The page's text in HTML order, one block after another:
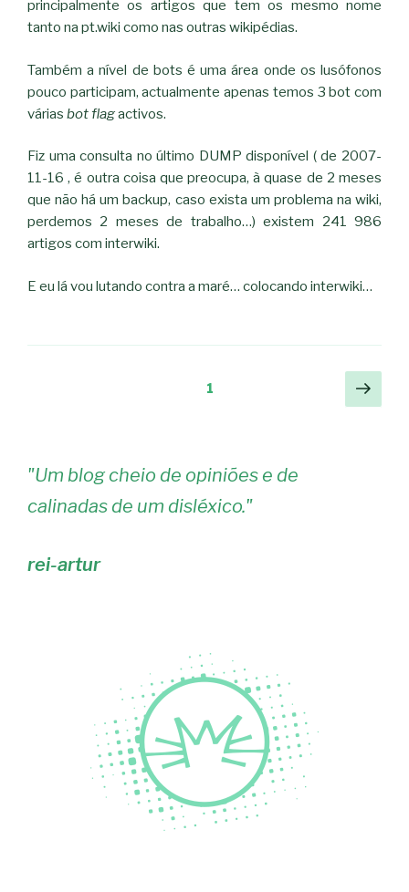
principalmente os artigos que tem os mesmo nome
tanto na pt.wiki como nas outras wikipédias.
Também a nível de bots é uma área onde os lusófonos
pouco participam, actualmente apenas temos 3 bot com
várias bot flagactivos.
Fiz uma consulta no último DUMP disponível ( de 2007-
11-16 , é outra coisa que preocupa, à quase de 2 meses
que não há um backup, caso exista um problema na wiki,
perdemos 2 meses de trabalho…) existem 241 986
artigos com interwiki.
E eu lá vou lutando contra a maré… colocando interwiki…
1
"Um blog cheio de opiniões e de
calinadas de um disléxico."
rei-artur